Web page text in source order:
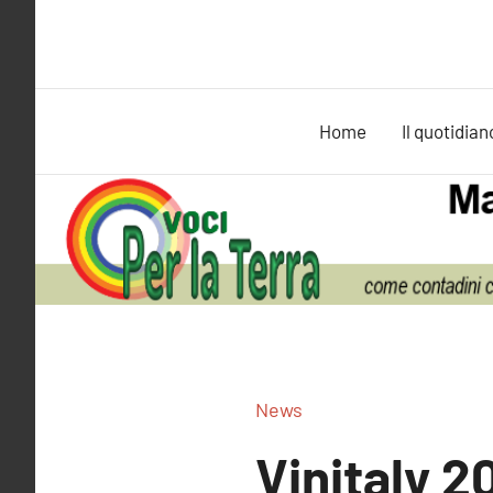
Home Il
News
Vinitaly